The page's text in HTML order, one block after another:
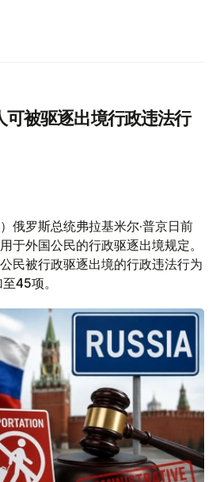
可被驱逐出境行政违法行
俄罗斯总统弗拉基米尔·普京日前
于外国公民的行政驱逐出境规定。
民被行政驱逐出境的行政违法行为
45项。